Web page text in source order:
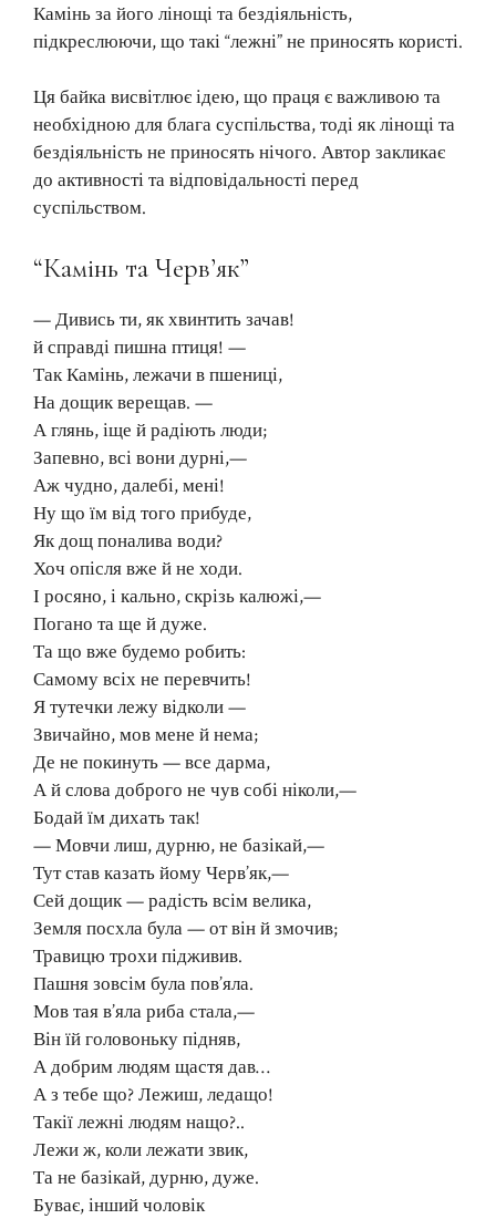
Камінь за його лінощі та бездіяльність,
підкреслюючи, що такі “лежні” не приносять користі.
Ця байка висвітлює ідею, що праця є важливою та
необхідною для блага суспільства, тоді як лінощі та
бездіяльність не приносять нічого. Автор закликає
до активності та відповідальності перед
суспільством.
“Камінь та Черв’як”
— Дивись ти, як хвинтить зачав!
й справді пишна птиця! —
Так Камінь, лежачи в пшениці,
На дощик верещав. —
А глянь, іще й радіють люди;
Запевно, всі вони дурні,—
Аж чудно, далебі, мені!
Ну що їм від того прибуде,
Як дощ поналива води?
Хоч опісля вже й не ходи.
І росяно, і кально, скрізь калюжі,—
Погано та ще й дуже.
Та що вже будемо робить:
Самому всіх не перевчить!
Я тутечки лежу відколи —
Звичайно, мов мене й нема;
Де не покинуть — все дарма,
А й слова доброго не чув собі ніколи,—
Бодай їм дихать так!
— Мовчи лиш, дурню, не базікай,—
Тут став казать йому Черв’як,—
Сей дощик — радість всім велика,
Земля посхла була — от він й змочив;
Травицю трохи підживив.
Пашня зовсім була пов’яла.
Мов тая в’яла риба стала,—
Він їй головоньку підняв,
А добрим людям щастя дав…
А з тебе що? Лежиш, ледащо!
Такії лежні людям нащо?..
Лежи ж, коли лежати звик,
Та не базікай, дурню, дуже.
Буває, інший чоловік